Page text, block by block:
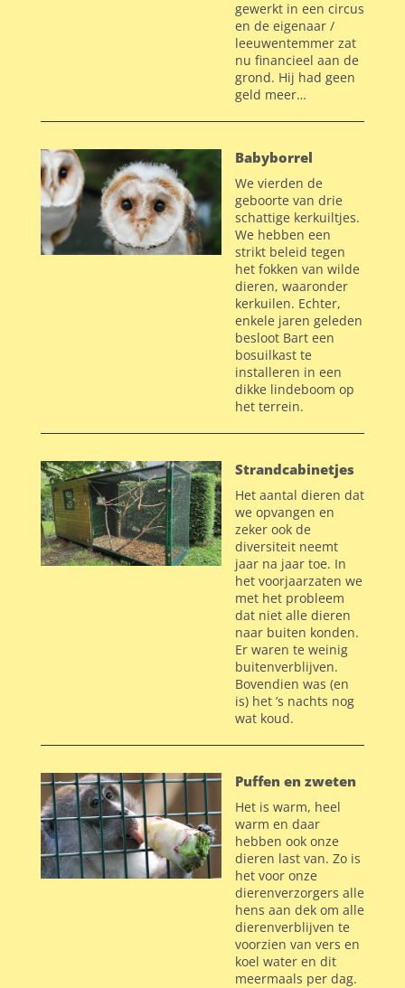
gewerkt in een circus
en de eigenaar /
leeuwentemmer zat
nu financieel aan de
grond. Hij had geen
geld meer…
Babyborrel
We vierden de
geboorte van drie
schattige kerkuiltjes.
We hebben een
strikt beleid tegen
het fokken van wilde
dieren, waaronder
kerkuilen. Echter,
enkele jaren geleden
besloot Bart een
bosuilkast te
installeren in een
dikke lindeboom op
het terrein.
Strandcabinetjes
Het aantal dieren dat
we opvangen en
zeker ook de
diversiteit neemt
jaar na jaar toe. In
het voorjaarzaten we
met het probleem
dat niet alle dieren
naar buiten konden.
Er waren te weinig
buitenverblijven.
Bovendien was (en
is) het ’s nachts nog
wat koud.
Puffen en zweten
Het is warm, heel
warm en daar
hebben ook onze
dieren last van. Zo is
het voor onze
dierenverzorgers alle
hens aan dek om alle
dierenverblijven te
voorzien van vers en
koel water en dit
meermaals per dag.